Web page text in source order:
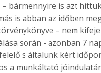
bármennyire is azt
is abban az időben
– nem
során - azonban 7
s általunk kért
a munkáltató